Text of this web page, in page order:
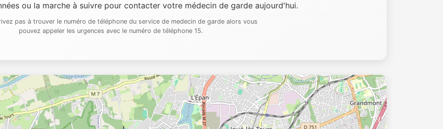
ou la marche à suivre pour contacter votre médecin de garde aujourd'hui.
pas à trouver le numéro de téléphone du service de medecin de garde alors vous
pouvez appeler les urgences avec le numéro de téléphone 15.